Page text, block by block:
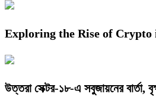
Exploring the Rise of
উত্তরা সেক্টর-১৮-এ সবুজায়নের বার্তা,